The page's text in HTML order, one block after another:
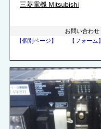
三菱電機 Mitsubishi
お問い合わせ
【個別ページ】
【フォーム】